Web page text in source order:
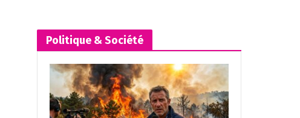
Politique & Société